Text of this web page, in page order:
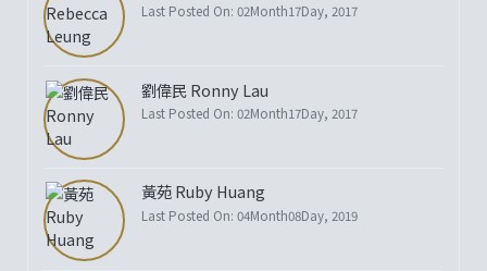
Last Posted On: 02Month17Day, 2017
劉偉民 Ronny Lau
Last Posted On: 02Month17Day, 2017
黃苑 Ruby Huang
Last Posted On: 04Month08Day, 2019